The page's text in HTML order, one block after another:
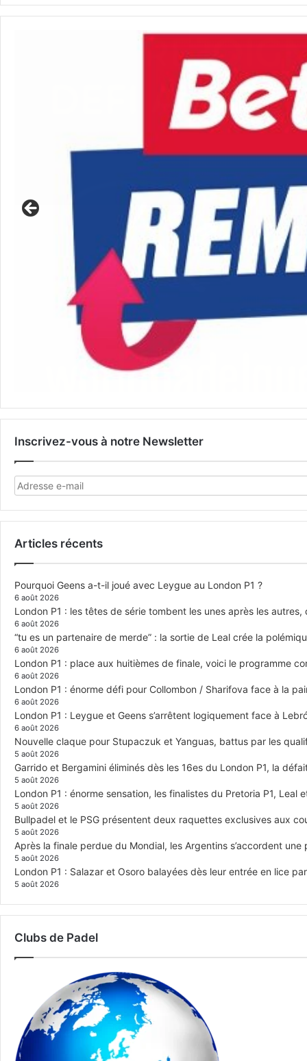
Inscrivez-vous à notre Newsletter
Articles récents
Pourquoi Geens a-t-il joué avec Leygue au London P1 ?
6 août 2026
London P1 : les têtes de série tombent les unes après les autres,
6 août 2026
“tu es un partenaire de merde” : la sortie de Leal crée la
6 août 2026
London P1 : place aux huitièmes de finale, voici le programme
6 août 2026
London P1 : énorme défi pour Collombon / Sharifova face à la
6 août 2026
London P1 : Leygue et Geens s’arrêtent logiquement face à
6 août 2026
Nouvelle claque pour Stupaczuk et Yanguas, battus par les
5 août 2026
Garrido et Bergamini éliminés dès les 16es du London P1, la
5 août 2026
London P1 : énorme sensation, les finalistes du Pretoria P1, Leal
5 août 2026
Bullpadel et le PSG présentent deux raquettes exclusives aux
5 août 2026
Après la finale perdue du Mondial, les Argentins s’accordent
5 août 2026
London P1 : Salazar et Osoro balayées dès leur entrée en lice
5 août 2026
Clubs de Padel